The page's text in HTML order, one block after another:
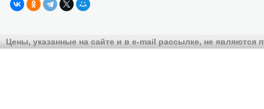
Цены, указанные на сайте и в e-mail рассылке, не являются